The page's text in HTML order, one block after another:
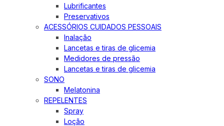
Lubrificantes
Preservativos
ACESSÓRIOS CUIDADOS PESSOAIS
Inalação
Lancetas e tiras de glicemia
Medidores de pressão
Lancetas e tiras de glicemia
SONO
Melatonina
REPELENTES
Spray
Loção